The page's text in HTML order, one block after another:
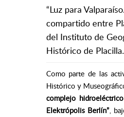
“Luz para
compartido entre
del Instituto de
Histórico de
Como parte de las
Histórico y
complejo
Elektrópolis Berlín”,